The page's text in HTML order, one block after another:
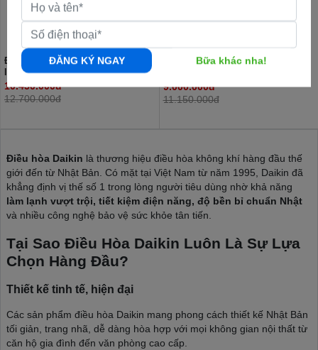
Điều hoà Daikin 9000 BTU 2 chiều
Inverter FTHF25XVMV
10.450.000đ
12.700.000đ
Điều hòa Daikin 12000 BTU 1
9.000.000đ
11.150.000đ
Điều hòa Daikin là thương hiệu điều hòa không khí hàng đầu thế
giới đến từ Nhật Bản. Có mặt tại Việt Nam từ năm 1995, Daikin đã
khẳng định vị thế số 1 trong lòng người tiêu dùng nhờ khả năng
làm lạnh vượt trội, tiết kiệm điện năng, độ bền bỉ chuẩn Nhật
và nhiều công nghệ bảo vệ sức khỏe tân tiến.
Tại Sao Điều Hòa Daikin Luôn Là Sự Lựa
Chọn Hàng Đầu?
Thiết kế tinh tế, hiện đại
Các sản phẩm điều hòa Daikin mang phong cách thiết kế Nhật Bản
tối giản, trang nhã, dễ dàng hòa hợp với mọi không gian nội thất từ
căn hộ gia đình đến văn phòng cao cấp.
ĐĂNG KÝ NGAY Bữa khác nha!